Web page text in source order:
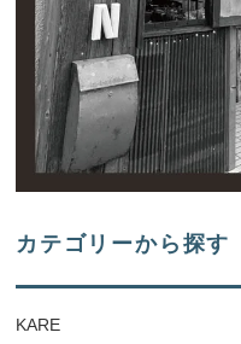
カテゴリーから探す
KARE